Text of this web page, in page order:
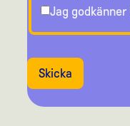
Jag godkänner
Skicka